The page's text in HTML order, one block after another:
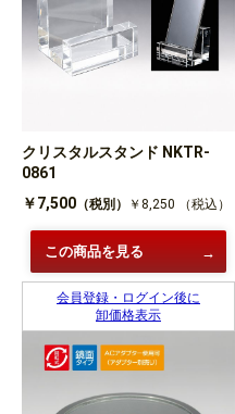
クリスタルスタンド NKTR-
0861
￥7,500 （税別） ￥8,250 （税込）
この商品を見る
会員登録・ログイン後に
卸価格表示